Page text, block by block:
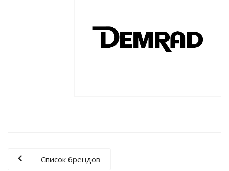
Список брендов